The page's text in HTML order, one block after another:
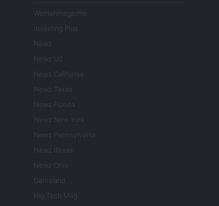
Womanmagazine
Investing Plus
Newz
Newz US
Newz California
Newz Texas
Newz Florida
Newz New York
Newz Pennsylvania
Newz Illinois
Newz Ohio
Gameland
Hig Tech Mag